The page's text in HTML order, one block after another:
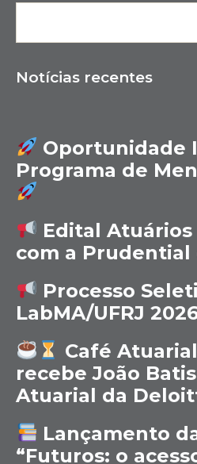
Notícias recentes
Oportunidade
Programa de
Edital
com a Prudential
Processo
LabMA/UFRJ
Café
recebe João
Atuarial da
Lançamento
“Futuros: o